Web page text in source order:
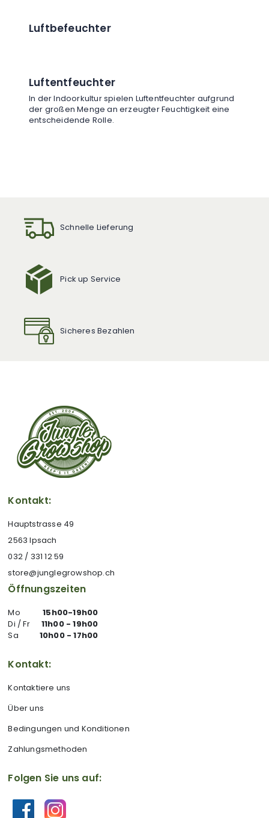
Luftbefeuchter
Luftentfeuchter
In der Indoorkultur spielen Luftentfeuchter aufgrund
der großen Menge an erzeugter Feuchtigkeit eine
entscheidende Rolle.
Schnelle Lieferung
Pick up Service
Sicheres Bezahlen
Kontakt:
Hauptstrasse 49
2563 Ipsach
032 / 331 12 59
store@junglegrowshop.ch
Öffnungszeiten
Mo
15h00-19h00
Di / Fr
11h00 - 19h00
Sa
10h00 - 17h00
Kontakt:
Kontaktiere uns
Über uns
Bedingungen und Konditionen
Zahlungsmethoden
Folgen Sie uns auf: